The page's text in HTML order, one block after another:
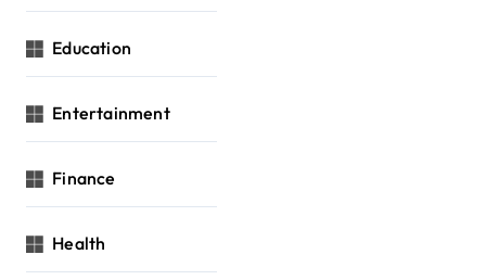
Education
Entertainment
Finance
Health